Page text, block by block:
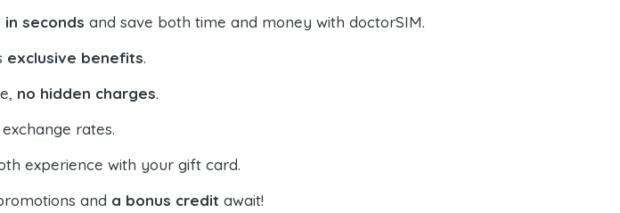
seconds and save both time and money with doctorSIM.
exclusive benefits.
no hidden charges.
rates.
experience with your gift card.
and a bonus credit await!